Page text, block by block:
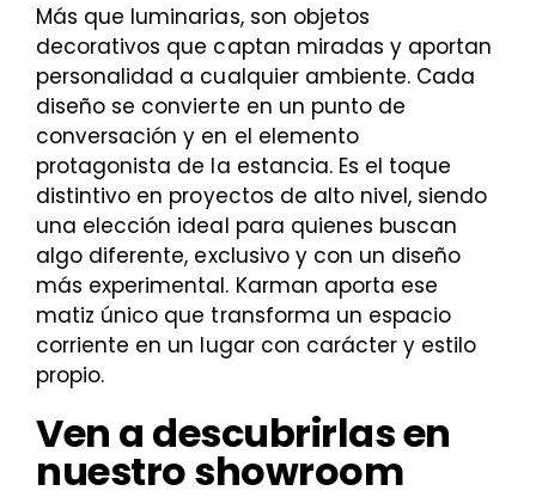
Más que luminarias, son objetos
decorativos que captan miradas y aportan
personalidad a cualquier ambiente. Cada
diseño se convierte en un punto de
conversación y en el elemento
protagonista de la estancia. Es el toque
distintivo en proyectos de alto nivel, siendo
una elección ideal para quienes buscan
algo diferente, exclusivo y con un diseño
más experimental. Karman aporta ese
matiz único que transforma un espacio
corriente en un lugar con carácter y estilo
propio.
Ven a descubrirlas en
nuestro showroom